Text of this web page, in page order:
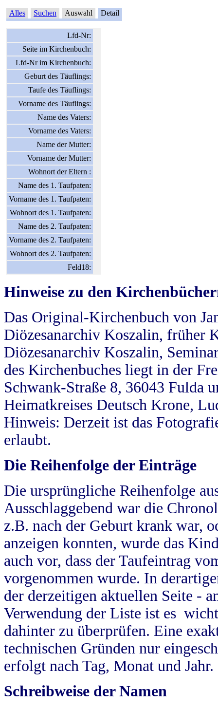
Alles Suchen Auswahl Detail
Lfd-Nr:
Seite im Kirchenbuch:
Lfd-Nr im Kirchenbuch:
Geburt des Täuflings:
Taufe des Täuflings:
Vorname des Täuflings:
Name des Vaters:
Vorname des Vaters:
Name der Mutter:
Vorname der Mutter:
Wohnort der Eltern :
Name des 1. Taufpaten:
Vorname des 1. Taufpaten:
Wohnort des 1. Taufpaten:
Name des 2. Taufpaten:
Vorname des 2. Taufpaten:
Wohnort des 2. Taufpaten:
Feld18:
Hinweise zu den
Das Original-Kirchenbuch von
Diözesanarchiv Koszalin, früher
Diözesanarchiv Koszalin,
des Kirchenbuches liegt in der
Schwank-Straße 8, 36043 Fulda
Heimatkreises Deutsch Krone,
Hinweis: Derzeit ist das
erlaubt.
Die Reihenfolge der Einträge
Die ursprüngliche Reihenfolge
Ausschlaggebend war die
z.B. nach der Geburt krank war,
anzeigen konnten, wurde das
auch vor, dass der Taufeintrag
vorgenommen wurde. In
der derzeitigen aktuellen Seite -
Verwendung der Liste ist es
dahinter zu überprüfen. Eine
technischen Gründen nur
erfolgt nach Tag, Monat und Jahr.
Schreibweise der Namen